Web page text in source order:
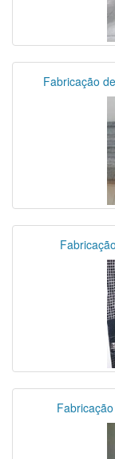
Fabricação